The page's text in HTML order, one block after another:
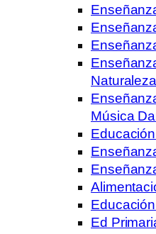
Naturaleza
Música
Ed